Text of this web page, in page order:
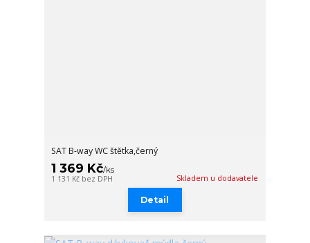
SAT B-way WC štětka,černý
1 369 Kč/ks
1 131 Kč bez DPH Skladem u dodavatele
Detail